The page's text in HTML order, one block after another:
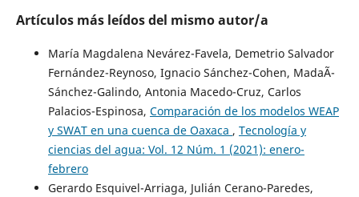
Artículos más leídos del mismo autor/a
María Magdalena Nevárez-Favela, Demetrio Salvador
Fernández-Reynoso, Ignacio Sánchez-Cohen, MadaÃ­
Sánchez-Galindo, Antonia Macedo-Cruz, Carlos
Palacios-Espinosa, Comparación de los modelos WEAP
y SWAT en una cuenca de Oaxaca , Tecnología y
ciencias del agua: Vol. 12 Núm. 1 (2021): enero-
febrero
Gerardo Esquivel-Arriaga, Julián Cerano-Paredes,